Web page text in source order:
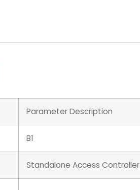
Parameter Description
B1
Standalone Access Controller